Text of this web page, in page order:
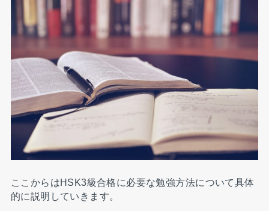
ここからはHSK3級合格に必要な勉強方法について具体
的に説明していきます。